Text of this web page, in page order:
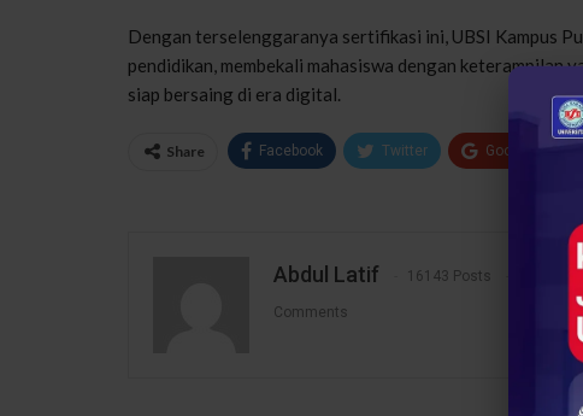
Dengan terselenggaranya sertifikasi ini, UBSI Kampus
pendidikan, membekali mahasiswa dengan keterampilan
siap bersaing di era digital.
Share Facebook Twitter Google+
Abdul Latif 16143 Posts
Comments